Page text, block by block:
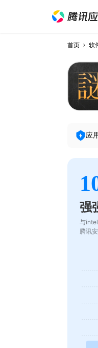
首页 软
应
强
与
腾讯